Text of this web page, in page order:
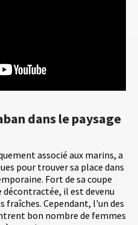
dans le paysage
associé aux marins, a
pour trouver sa place dans
Fort de sa coupe
il est devenu
fraîches. Cependant, l'un des
bon nombre de femmes